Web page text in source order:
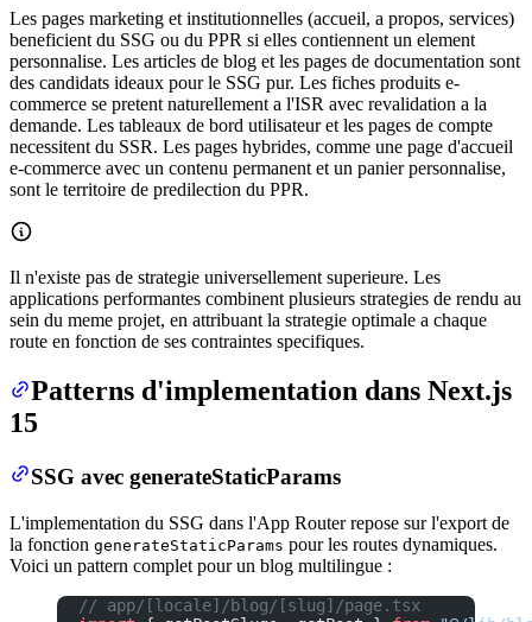
Les pages marketing et institutionnelles (accueil, a propos, services)
beneficient du SSG ou du PPR si elles contiennent un element
personnalise. Les articles de blog et les pages de documentation sont
des candidats ideaux pour le SSG pur. Les fiches produits e-
commerce se pretent naturellement a l'ISR avec revalidation a la
demande. Les tableaux de bord utilisateur et les pages de compte
necessitent du SSR. Les pages hybrides, comme une page d'accueil
e-commerce avec un contenu permanent et un panier personnalise,
sont le territoire de predilection du PPR.
Il n'existe pas de strategie universellement superieure. Les
applications performantes combinent plusieurs strategies de rendu au
sein du meme projet, en attribuant la strategie optimale a chaque
route en fonction de ses contraintes specifiques.
Patterns d'implementation dans Next.js
15
SSG avec generateStaticParams
L'implementation du SSG dans l'App Router repose sur l'export de
la fonction generateStaticParams pour les routes dynamiques.
Voici un pattern complet pour un blog multilingue :
// app/[locale]/blog/[slug]/page.tsx